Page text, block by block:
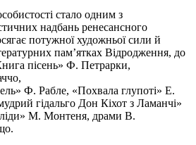
стало одним з
надбань ренесансного
потужної художньої сили й
пам’ятках Відродження, до
пісень» Ф. Петрарки,
Ф. Рабле, «Похвала глупоті» Е.
гідальго Дон Кіхот з Ламанчі»
М. Монтеня, драми В.